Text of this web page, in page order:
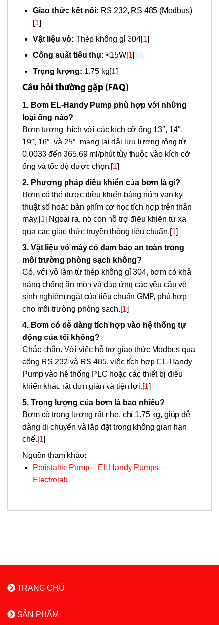
Giao thức kết nối: RS 232, RS 485 (Modbus)
[1]
Vật liệu vỏ: Thép không gỉ 304[1]
Công suất tiêu thụ: <15W[1]
Trọng lượng: 1.75 kg[1]
Câu hỏi thường gặp (FAQ)
1. Bơm EL-Handy Pump phù hợp với những
loại ống nào?
Bơm tương thích với các kích cỡ ống 13″, 14″,
19″, 16″, và 25″, mang lại dải lưu lượng rộng từ
0.0033 đến 365.69 ml/phút tùy thuộc vào kích cỡ
ống và tốc độ được chọn.[1]
2. Phương pháp điều khiển của bơm là gì?
Bơm có thể được điều khiển bằng núm vặn kỹ
thuật số hoặc bàn phím cơ học tích hợp trên thân
máy.[1] Ngoài ra, nó còn hỗ trợ điều khiển từ xa
qua các giao thức truyền thông tiêu chuẩn.[1]
3. Vật liệu vỏ máy có đảm bảo an toàn trong
môi trường phòng sạch không?
Có, với vỏ làm từ thép không gỉ 304, bơm có khả
năng chống ăn mòn và đáp ứng các yêu cầu vệ
sinh nghiêm ngặt của tiêu chuẩn GMP, phù hợp
cho môi trường phòng sạch.[1]
4. Bơm có dễ dàng tích hợp vào hệ thống tự
động của tôi không?
Chắc chắn. Với việc hỗ trợ giao thức Modbus qua
cổng RS 232 và RS 485, việc tích hợp EL-Handy
Pump vào hệ thống PLC hoặc các thiết bị điều
khiển khác rất đơn giản và tiện lợi.[1]
5. Trọng lượng của bơm là bao nhiêu?
Bơm có trọng lượng rất nhẹ, chỉ 1.75 kg, giúp dễ
dàng di chuyển và lắp đặt trong không gian hạn
chế.[1]
Nguồn tham khảo:
Peristaltic Pump – EL Handy Pumps –
Electrolab
TRANG CHỦ
SẢN PHẨM